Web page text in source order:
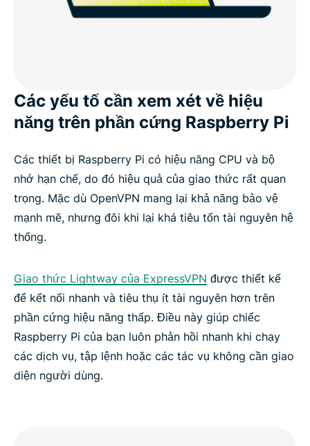
Các yếu tố cần xem xét về hiệu
năng trên phần cứng Raspberry Pi
Các thiết bị Raspberry Pi có hiệu năng CPU và bộ
nhớ hạn chế, do đó hiệu quả của giao thức rất quan
trọng. Mặc dù OpenVPN mang lại khả năng bảo vệ
mạnh mẽ, nhưng đôi khi lại khá tiêu tốn tài nguyên hệ
thống.
Giao thức Lightway của ExpressVPN được thiết kế
để kết nối nhanh và tiêu thụ ít tài nguyên hơn trên
phần cứng hiệu năng thấp. Điều này giúp chiếc
Raspberry Pi của bạn luôn phản hồi nhanh khi chạy
các dịch vụ, tập lệnh hoặc các tác vụ không cần giao
diện người dùng.